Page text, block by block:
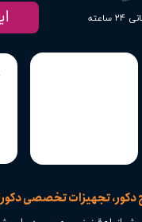
دکور، تجهیزات تخصصی
ساعته